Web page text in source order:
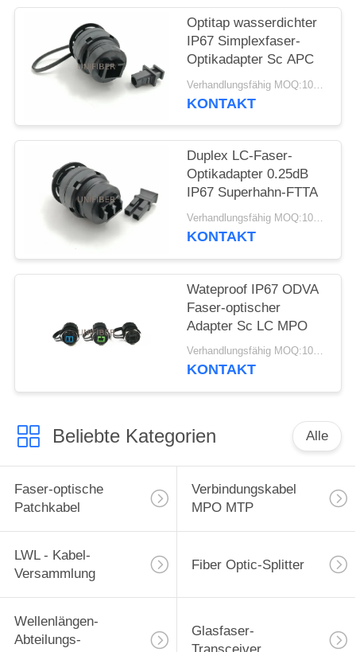
PRIVACY
POLICY
Optitap wasserdichter
IP67 Simplexfaser-
Optikadapter Sc APC
Verhandlungsfähig MOQ:10pcs
KONTAKT
Duplex LC-Faser-
Optikadapter 0.25dB
IP67 Superhahn-FTTA
Verhandlungsfähig MOQ:10pcs
KONTAKT
Wateproof IP67 ODVA
Faser-optischer
Adapter Sc LC MPO
Verhandlungsfähig MOQ:10pcs
KONTAKT
Beliebte Kategorien Alle
Faser-optische
Patchkabel
Verbindungskabel
MPO MTP
LWL - Kabel-
Versammlung
Fiber Optic-Splitter
Wellenlängen-
Abteilungs-
Glasfaser-
Transceiver